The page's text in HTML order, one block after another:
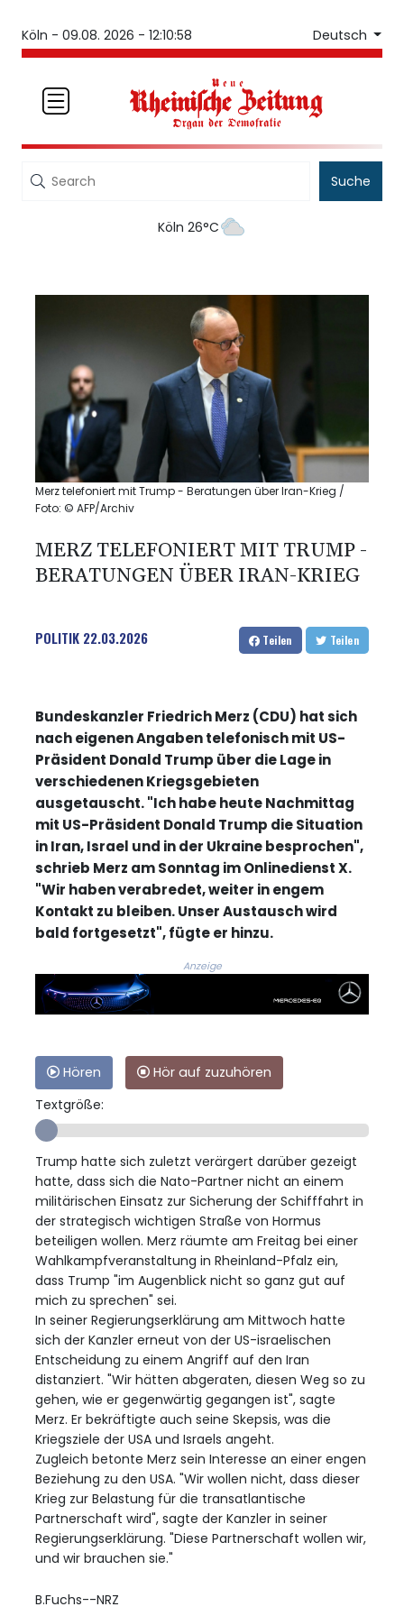
Köln - 09.08. 2026 - 12:10:58 Deutsch
Suche
Köln 26°C
Merz telefoniert mit Trump - Beratungen über Iran-Krieg /
Foto: © AFP/Archiv
MERZ TELEFONIERT MIT TRUMP -
BERATUNGEN ÜBER IRAN-KRIEG
POLITIK 22.03.2026 Teilen Teilen
Bundeskanzler Friedrich Merz (CDU) hat sich
nach eigenen Angaben telefonisch mit US-
Präsident Donald Trump über die Lage in
verschiedenen Kriegsgebieten
ausgetauscht. "Ich habe heute Nachmittag
mit US-Präsident Donald Trump die Situation
in Iran, Israel und in der Ukraine besprochen",
schrieb Merz am Sonntag im Onlinedienst X.
"Wir haben verabredet, weiter in engem
Kontakt zu bleiben. Unser Austausch wird
bald fortgesetzt", fügte er hinzu.
Anzeige
Hören
Hör auf zuzuhören
Textgröße:
Trump hatte sich zuletzt verärgert darüber gezeigt
hatte, dass sich die Nato-Partner nicht an einem
militärischen Einsatz zur Sicherung der Schifffahrt in
der strategisch wichtigen Straße von Hormus
beteiligen wollen. Merz räumte am Freitag bei einer
Wahlkampfveranstaltung in Rheinland-Pfalz ein,
dass Trump "im Augenblick nicht so ganz gut auf
mich zu sprechen" sei.
In seiner Regierungserklärung am Mittwoch hatte
sich der Kanzler erneut von der US-israelischen
Entscheidung zu einem Angriff auf den Iran
distanziert. "Wir hätten abgeraten, diesen Weg so zu
gehen, wie er gegenwärtig gegangen ist", sagte
Merz. Er bekräftigte auch seine Skepsis, was die
Kriegsziele der USA und Israels angeht.
Zugleich betonte Merz sein Interesse an einer engen
Beziehung zu den USA. "Wir wollen nicht, dass dieser
Krieg zur Belastung für die transatlantische
Partnerschaft wird", sagte der Kanzler in seiner
Regierungserklärung. "Diese Partnerschaft wollen wir,
und wir brauchen sie."
B.Fuchs--NRZ